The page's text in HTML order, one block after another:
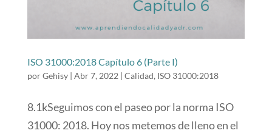
ISO 31000:2018 Capítulo 6 (Parte I)
porGehisy| Abr 7, 2022 | Calidad, ISO 31000:2018
8.1kSeguimos con el paseo por la norma ISO
31000: 2018. Hoy nos metemos de lleno en el